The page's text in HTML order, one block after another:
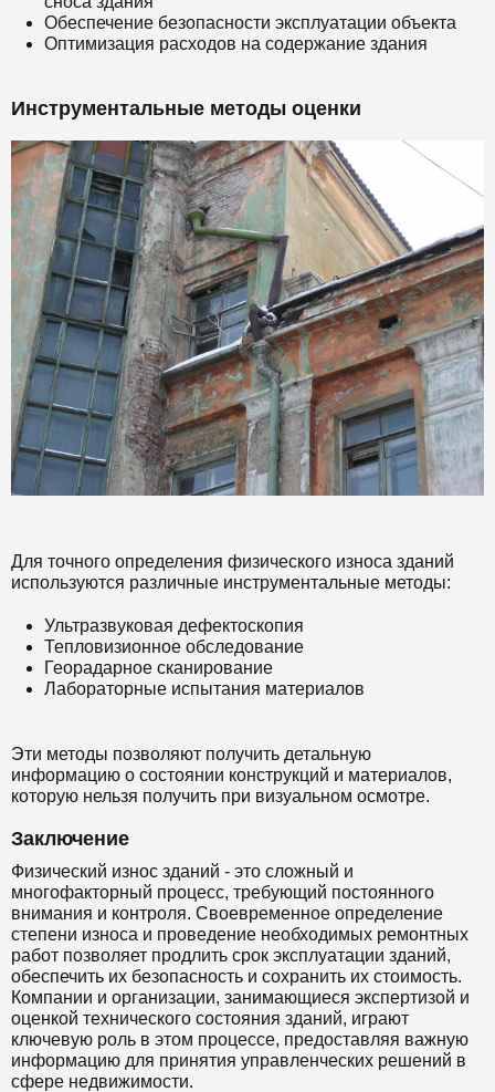
Обеспечение безопасности эксплуатации объекта
Оптимизация расходов на содержание здания
Инструментальные методы оценки
Для точного определения физического износа зданий
используются различные инструментальные методы:
Ультразвуковая дефектоскопия
Тепловизионное обследование
Георадарное сканирование
Лабораторные испытания материалов
Эти методы позволяют получить детальную
информацию о состоянии конструкций и материалов,
которую нельзя получить при визуальном осмотре.
Заключение
Физический износ зданий - это сложный и
многофакторный процесс, требующий постоянного
внимания и контроля. Своевременное определение
степени износа и проведение необходимых ремонтных
работ позволяет продлить срок эксплуатации зданий,
обеспечить их безопасность и сохранить их стоимость.
Компании и организации, занимающиеся экспертизой и
оценкой технического состояния зданий, играют
ключевую роль в этом процессе, предоставляя важную
информацию для принятия управленческих решений в
сфере недвижимости.